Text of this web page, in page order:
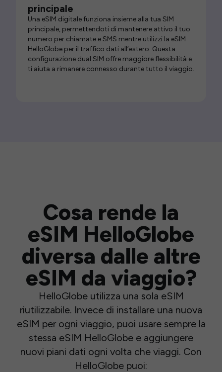
principale
Una eSIM digitale funziona insieme alla tua SIM
principale, permettendoti di mantenere attivo il tuo
numero per chiamate e SMS mentre utilizzi la eSIM
HelloGlobe per il traffico dati all’estero. Questa
configurazione dual SIM offre maggiore flessibilità e
ti aiuta a rimanere connesso durante tutto il viaggio.
Cosa rende la
eSIM HelloGlobe
diversa dalle altre
eSIM da viaggio?
HelloGlobe utilizza una sola eSIM
riutilizzabile. Invece di installare una nuova
eSIM per ogni viaggio, puoi usare sempre la
stessa eSIM HelloGlobe e aggiungere
nuovi piani dati ogni volta che viaggi. Con
HelloGlobe puoi: